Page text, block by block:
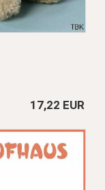
17,22 EUR